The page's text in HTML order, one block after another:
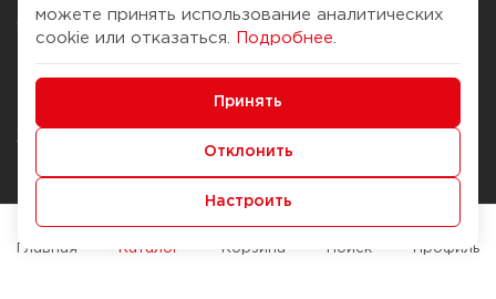
О компании
История Компании
Журнал
Наши марки
Брендирование
Помощь
Доставка и оплата
Способы оплаты
Служба контроля качества
можете принять использование аналитических
cookie или отказаться.
Подробнее
Принять
Отклонить
Настроить
Главная Каталог Корзина Поиск Профиль